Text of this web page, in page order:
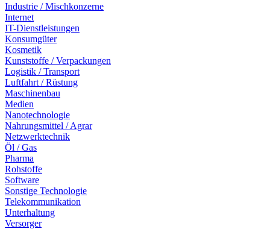
Industrie / Mischkonzerne
Internet
IT-Dienstleistungen
Konsumgüter
Kosmetik
Kunststoffe / Verpackungen
Logistik / Transport
Luftfahrt / Rüstung
Maschinenbau
Medien
Nanotechnologie
Nahrungsmittel / Agrar
Netzwerktechnik
Öl / Gas
Pharma
Rohstoffe
Software
Sonstige Technologie
Telekommunikation
Unterhaltung
Versorger